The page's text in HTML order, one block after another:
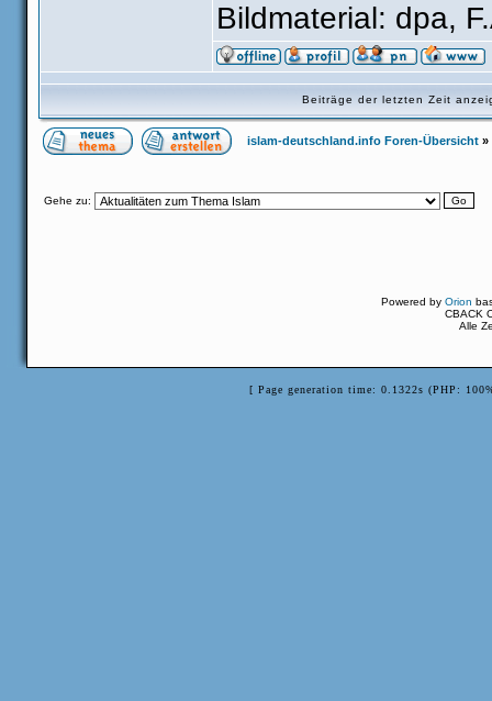
Bildmaterial: dpa,
Beiträge der letzten Zeit
islam-deutschland.info Foren-Übersicht »
Gehe zu:
Powered byOrion
CBACK
Alle
[ Page generation time: 0.1322s (PHP: